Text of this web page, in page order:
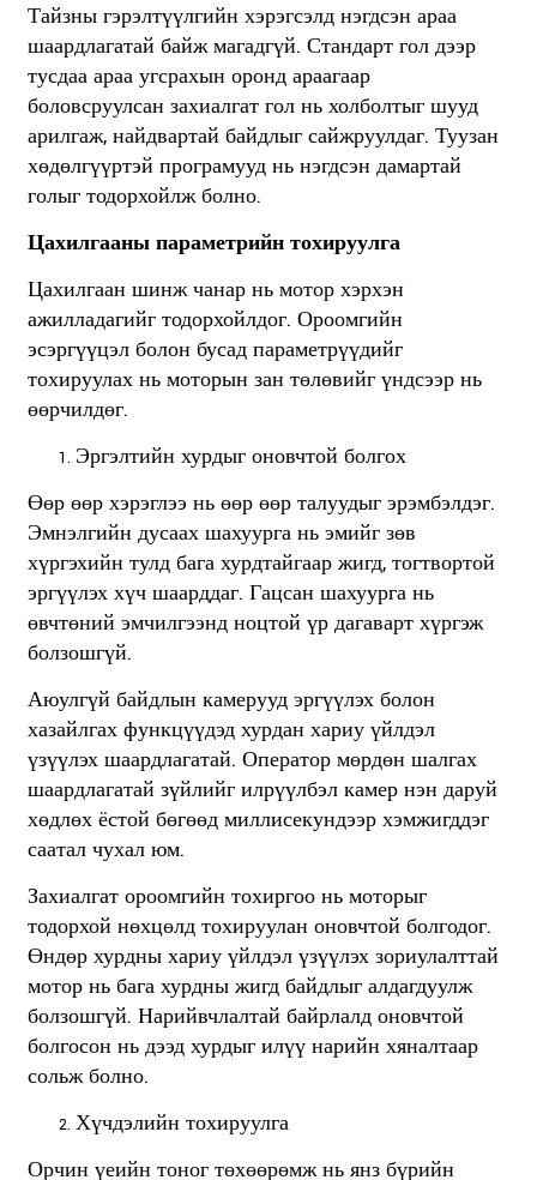
Тайзны гэрэлтүүлгийн хэрэгсэлд нэгдсэн араа
шаардлагатай байж магадгүй. Стандарт гол дээр
тусдаа араа угсрахын оронд араагаар
боловсруулсан захиалгат гол нь холболтыг шууд
арилгаж, найдвартай байдлыг сайжруулдаг. Туузан
хөдөлгүүртэй програмууд нь нэгдсэн дамартай
голыг тодорхойлж болно.
Цахилгааны параметрийн тохируулга
Цахилгаан шинж чанар нь мотор хэрхэн
ажилладагийг тодорхойлдог. Ороомгийн
эсэргүүцэл болон бусад параметрүүдийг
тохируулах нь моторын зан төлөвийг үндсээр нь
өөрчилдөг.
Эргэлтийн хурдыг оновчтой болгох
Өөр өөр хэрэглээ нь өөр өөр талуудыг эрэмбэлдэг.
Эмнэлгийн дусаах шахуурга нь эмийг зөв
хүргэхийн тулд бага хурдтайгаар жигд, тогтвортой
эргүүлэх хүч шаарддаг. Гацсан шахуурга нь
өвчтөний эмчилгээнд ноцтой үр дагаварт хүргэж
болзошгүй.
Аюулгүй байдлын камерууд эргүүлэх болон
хазайлгах функцүүдэд хурдан хариу үйлдэл
үзүүлэх шаардлагатай. Оператор мөрдөн шалгах
шаардлагатай зүйлийг илрүүлбэл камер нэн даруй
хөдлөх ёстой бөгөөд миллисекундээр хэмжигддэг
саатал чухал юм.
Захиалгат ороомгийн тохиргоо нь моторыг
тодорхой нөхцөлд тохируулан оновчтой болгодог.
Өндөр хурдны хариу үйлдэл үзүүлэх зориулалттай
мотор нь бага хурдны жигд байдлыг алдагдуулж
болзошгүй. Нарийвчлалтай байрлалд оновчтой
болгосон нь дээд хурдыг илүү нарийн хяналтаар
сольж болно.
Хүчдэлийн тохируулга
Орчин үеийн тоног төхөөрөмж нь янз бүрийн